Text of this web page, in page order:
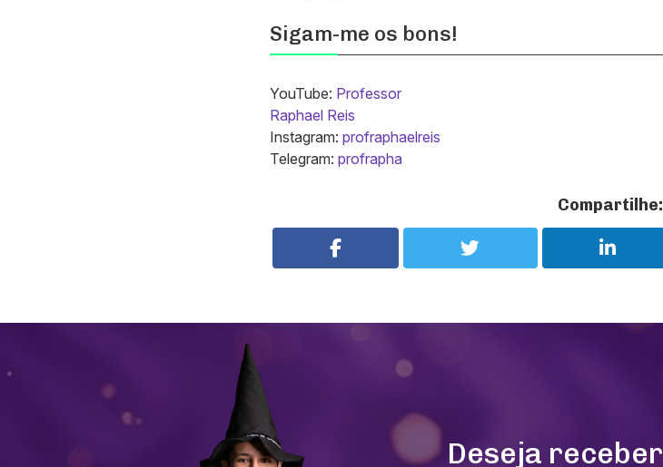
Sigam-me os bons!
YouTube: Professor
Raphael Reis
Instagram: profraphaelreis
Telegram: profrapha
Compartilhe:
Deseja receber